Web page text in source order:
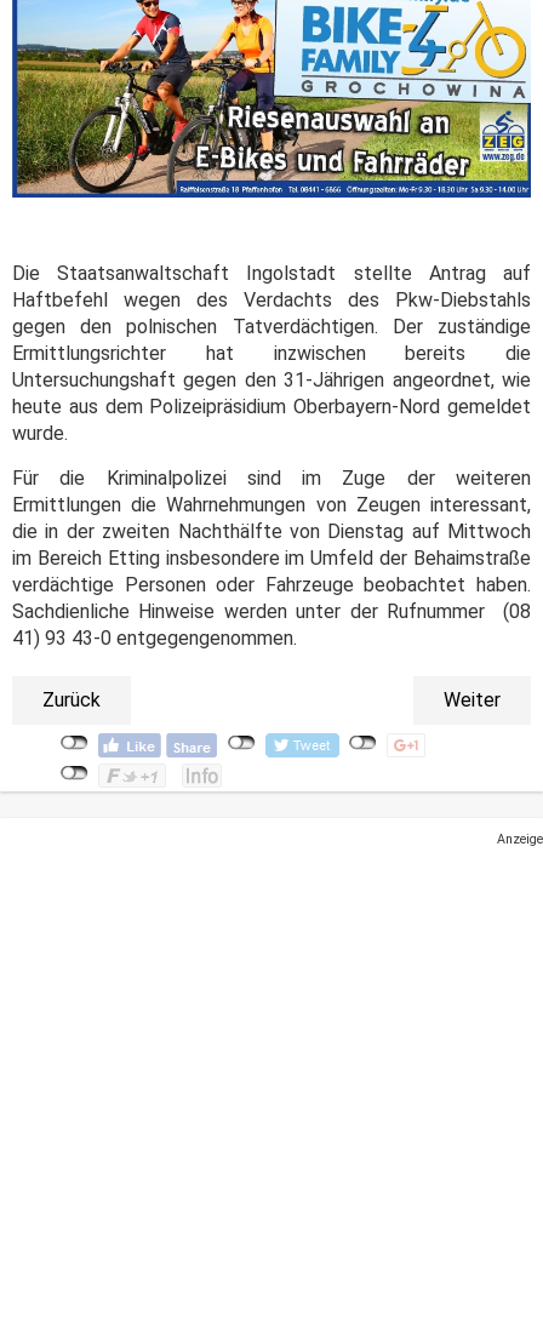
Die Staatsanwaltschaft Ingolstadt stellte Antrag auf
Haftbefehl wegen des Verdachts des Pkw-Diebstahls
gegen den polnischen Tatverdächtigen. Der zuständige
Ermittlungsrichter hat inzwischen bereits die
Untersuchungshaft gegen den 31-Jährigen angeordnet, wie
heute aus dem Polizeipräsidium Oberbayern-Nord gemeldet
wurde.
Für die Kriminalpolizei sind im Zuge der weiteren
Ermittlungen die Wahrnehmungen von Zeugen interessant,
die in der zweiten Nachthälfte von Dienstag auf Mittwoch
im Bereich Etting insbesondere im Umfeld der Behaimstraße
verdächtige Personen oder Fahrzeuge beobachtet haben.
Sachdienliche Hinweise werden unter der Rufnummer (08
41) 93 43-0 entgegengenommen.
Zurück Weiter
Anzeige